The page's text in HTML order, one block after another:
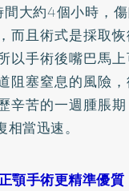
大約4個小時，
而且術式是採取
以手術後嘴巴馬上
阻塞窒息的風險
辛苦的一週腫脹
當迅速。
顎手術更精準優質